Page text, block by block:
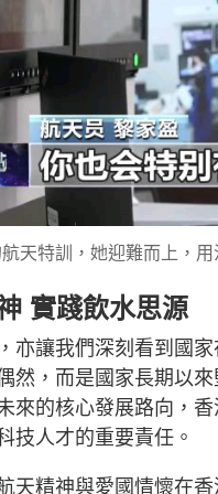
航天特訓，她迎難而上，
實踐飲水思源
亦讓我們深刻看到國
然，而是國家長期以
來的核心發展路向，
技人才的重要責任。
天精神與愛國情懷在